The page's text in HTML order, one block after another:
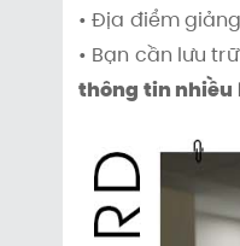
• Địa điểm
• Bạn cần lưu
thông tin nhiều